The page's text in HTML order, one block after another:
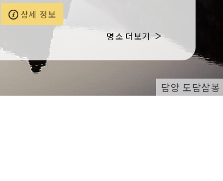
담양 도담삼봉
루 동안 숙성한 후 10~14시간 훈연하고
2~6시간 동안 레스팅 한 브리스킷을 비롯해
자이언트 비프척립, 존 플래터 등을 맛볼 수
있다. 식사 후 마시멜로우를 구워 먹을 수
있는 불멍 공간과, 사계절을 느낄 수 있는
자연뷰와 함께 식사가 가능하다. 경치를 내
임으로 추천할만하다.
상세 정보
명소 더보기